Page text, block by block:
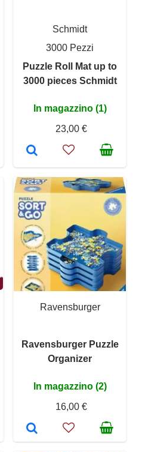
Schmidt
3000 Pezzi
Puzzle Roll Mat up to
3000 pieces Schmidt
In magazzino (1)
23,00 €
Ravensburger
Ravensburger Puzzle
Organizer
In magazzino (2)
16,00 €